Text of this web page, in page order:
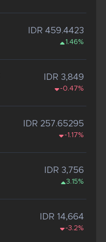
IDR 459.4423
1.46%
IDR 3,849
-0.47%
IDR 257.65295
-1.17%
IDR 3,756
3.15%
IDR 14,664
-3.2%